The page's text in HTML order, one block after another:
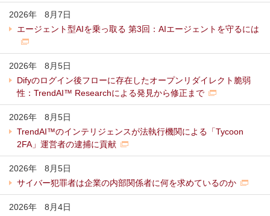
2026年 8 月7日
エージェント型AIを乗っ取る 第3回：AIエージェントを守るには
2026年 8 月5日
Difyのログイン後フローに存在したオープンリダイレクト脆弱
性：TrendAI™ Researchによる発見から修正まで
2026年 8 月5日
TrendAI™のインテリジェンスが法執行機関による「Tycoon
2FA」運営者の逮捕に貢献
2026年 8 月5日
サイバー犯罪者は企業の内部関係者に何を求めているのか
2026年 8 月4日